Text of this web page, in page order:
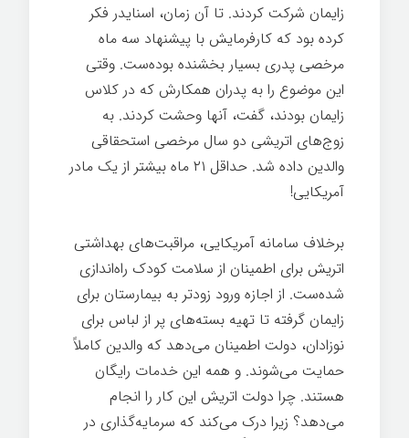
زایمان شرکت کردند. تا آن زمان، اسنایدر فکر
کرده بود که کارفرمایش با پیشنهاد سه ماه
مرخصی پدری بسیار بخشنده بوده‌ست. وقتی
این موضوع را به پدران همکارش که در کلاس
زایمان بودند، گفت، آنها وحشت کردند. به
زوج‌های اتریشی دو سال مرخصی استحقاقی
والدین داده شد. حداقل ۲۱ ماه بیشتر از یک مادر
آمریکایی!
برخلاف سامانه آمریکایی، مراقبت‌های بهداشتی
اتریش برای اطمینان از سلامت کودک راه‌اندازی
شده‌ست. از اجازه ورود زودتر به بیمارستان برای
زایمان گرفته تا تهیه بسته‌های پر از لباس برای
نوزادان، دولت اطمینان می‌دهد كه والدین كاملاً
حمایت می‌شوند. و همه این خدمات رایگان
هستند. چرا دولت اتریش این کار را انجام
می‌دهد؟ زیرا درک می‌کند که سرمایه‌گذاری در